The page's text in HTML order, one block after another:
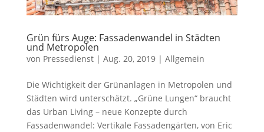
Grün fürs Auge: Fassadenwandel in Städten
und Metropolen
von Pressedienst| Aug. 20, 2019| Allgemein
Die Wichtigkeit der Grünanlagen in Metropolen und
Städten wird unterschätzt. „Grüne Lungen“ braucht
das Urban Living – neue Konzepte durch
Fassadenwandel: Vertikale Fassadengärten, von Eric